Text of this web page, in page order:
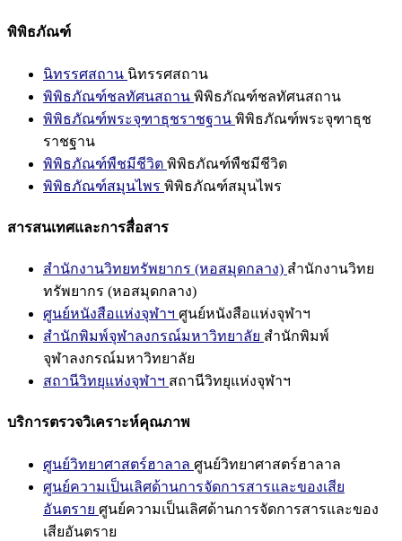
พิพิธภัณฑ์
นิทรรศสถาน นิทรรศสถาน
พิพิธภัณฑ์ชลทัศนสถาน พิพิธภัณฑ์ชลทัศนสถาน
พิพิธภัณฑ์พระจุฑาธุชราชฐาน พิพิธภัณฑ์พระจุฑาธุช
ราชฐาน
พิพิธภัณฑ์พืชมีชีวิต พิพิธภัณฑ์พืชมีชีวิต
พิพิธภัณฑ์สมุนไพร พิพิธภัณฑ์สมุนไพร
สารสนเทศและการสื่อสาร
สำนักงานวิทยทรัพยากร (หอสมุดกลาง) สำนักงานวิทย
ทรัพยากร (หอสมุดกลาง)
ศูนย์หนังสือแห่งจุฬาฯ ศูนย์หนังสือแห่งจุฬาฯ
สำนักพิมพ์จุฬาลงกรณ์มหาวิทยาลัย สำนักพิมพ์
จุฬาลงกรณ์มหาวิทยาลัย
สถานีวิทยุแห่งจุฬาฯ สถานีวิทยุแห่งจุฬาฯ
บริการตรวจวิเคราะห์คุณภาพ
ศูนย์วิทยาศาสตร์ฮาลาล ศูนย์วิทยาศาสตร์ฮาลาล
ศูนย์ความเป็นเลิศด้านการจัดการสารและของเสีย
อันตราย ศูนย์ความเป็นเลิศด้านการจัดการสารและของ
เสียอันตราย